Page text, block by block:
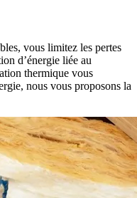
vous limitez les pertes
d’énergie liée au
thermique vous
nous vous proposons la